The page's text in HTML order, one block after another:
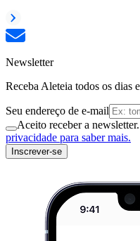
Newsletter
Receba Aleteia todos os dias
Seu endereço de e-mail
Aceito receber a
privacidade para saber mais.
Inscrever-se